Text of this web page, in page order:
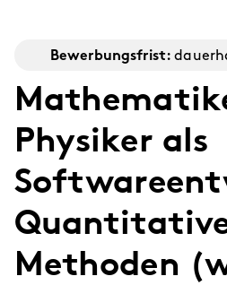
Absolvent:in
Professional
Themen
Bewerbung
#Shape Spaces - unsere
Der zeb-Kosmos und
Standorte
Themen
Benefits
zeb.friends
Bewerbungsfrist:
Physiker als
Methoden